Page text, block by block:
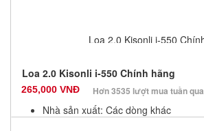
Loa 2.0 Kisonli i-550 Chính hãng
265,000 VNĐ Hơn 3535 lượt mua tuần qua
Nhà sản xuất: Các dòng khác